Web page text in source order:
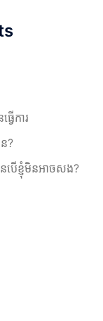
ើការ
?
បើខ្ញុំមិនអាចសង?